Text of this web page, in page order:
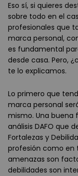
Eso sí, si quieres
sobre todo en el
profesionales que
marca personal,
es fundamental
desde casa. Pero,
te lo explicamos.
Lo primero que
marca personal
mismo. Una buena
análisis DAFO que
Fortalezas y
profesión como en
amenazas son
debilidades son